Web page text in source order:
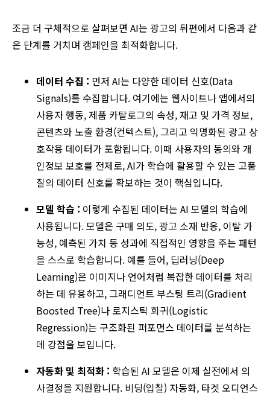
조금 더 구체적으로 살펴보면 AI는 광고의 뒤편에서 다음과 같
은 단계를 거치며 캠페인을 최적화합니다.
데이터 수집 : 먼저 AI는 다양한 데이터 신호(Data
Signals)를 수집합니다. 여기에는 웹사이트나 앱에서의
사용자 행동, 제품 카탈로그의 속성, 재고 및 가격 정보,
콘텐츠와 노출 환경(컨텍스트), 그리고 익명화된 광고 상
호작용 데이터가 포함됩니다. 이때 사용자의 동의와 개
인정보 보호를 전제로, AI가 학습에 활용할 수 있는 고품
질의 데이터 신호를 확보하는 것이 핵심입니다.
모델 학습 : 이렇게 수집된 데이터는 AI 모델의 학습에
사용됩니다. 모델은 구매 의도, 광고 소재 반응, 이탈 가
능성, 예측된 가치 등 성과에 직접적인 영향을 주는 패턴
을 스스로 학습합니다. 예를 들어, 딥러닝(Deep
Learning)은 이미지나 언어처럼 복잡한 데이터를 처리
하는 데 유용하고, 그래디언트 부스팅 트리(Gradient
Boosted Tree)나 로지스틱 회귀(Logistic
Regression)는 구조화된 퍼포먼스 데이터를 분석하는
데 강점을 보입니다.
자동화 및 최적화 : 학습된 AI 모델은 이제 실전에서 의
사결정을 지원합니다. 비딩(입찰) 자동화, 타겟 오디언스